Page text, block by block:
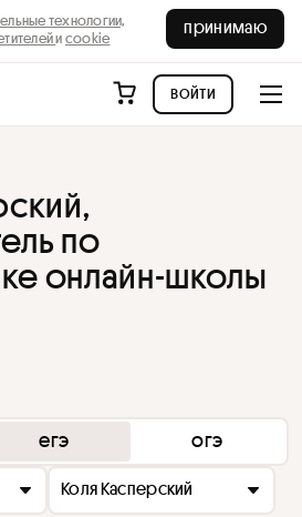
технологии,
и cookie
принимаю
войти
по
онлайн-школы
егэ огэ
Коля Касперский